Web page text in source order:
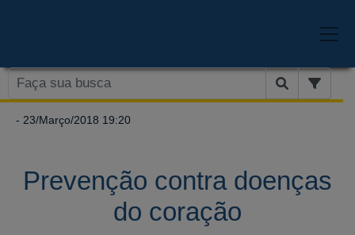
- 23/Março/2018 19:20
Prevenção contra doenças
do coração